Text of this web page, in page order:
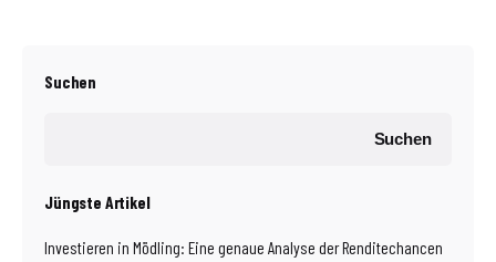
Suchen
Suchen
Jüngste Artikel
Investieren in Mödling: Eine genaue Analyse der Renditechancen